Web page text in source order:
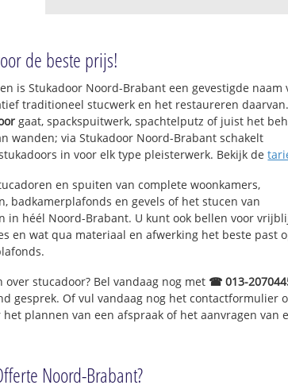
de beste prijs!
is Stukadoor Noord-Brabant een gevestigde naam
traditioneel stucwerk en het restaureren
gaat, spackspuitwerk, spachtelputz of juist het
wanden; via Stukadoor Noord-Brabant schakelt
in voor elk type pleisterwerk. Bekijk de
en spuiten van complete woonkamers,
badkamerplafonds en gevels of het stucen van
in héél Noord-Brabant. U kunt ook bellen voor
en wat qua materiaal en afwerking het beste past
over stucadoor? Bel vandaag nog met ☎ 013-
gesprek. Of vul vandaag nog het contactformulier
plannen van een afspraak of het aanvragen van
Noord-Brabant?